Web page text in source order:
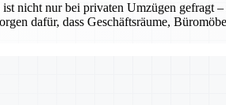
nicht nur bei privaten Umzügen gefragt
dafür, dass Geschäftsräume,